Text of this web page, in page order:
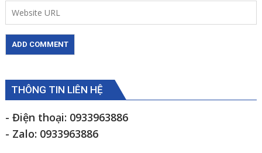
THÔNG TIN LIÊN HỆ
- Điện thoại: 0933963886
- Zalo: 0933963886